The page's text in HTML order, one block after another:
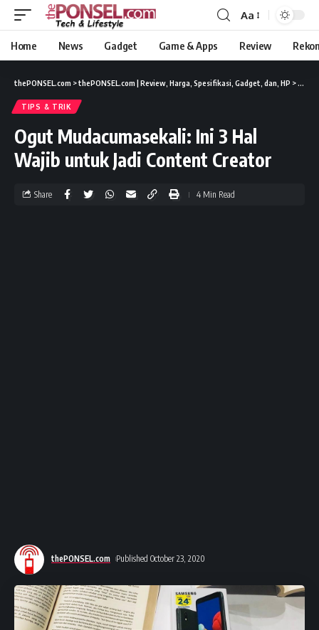
Aa
Home News Gadget Game & Apps Review
thePONSEL.com >thePONSEL.com | Review, Harga, Spesifikasi, Gadget, dan, HP > Tips
TIPS & TRIK
Ogut Mudacumasekali: Ini 3 Hal
Wajib untuk Jadi Content Creator
thePONSEL.com Published October 23, 2020
Share 4 Min Read